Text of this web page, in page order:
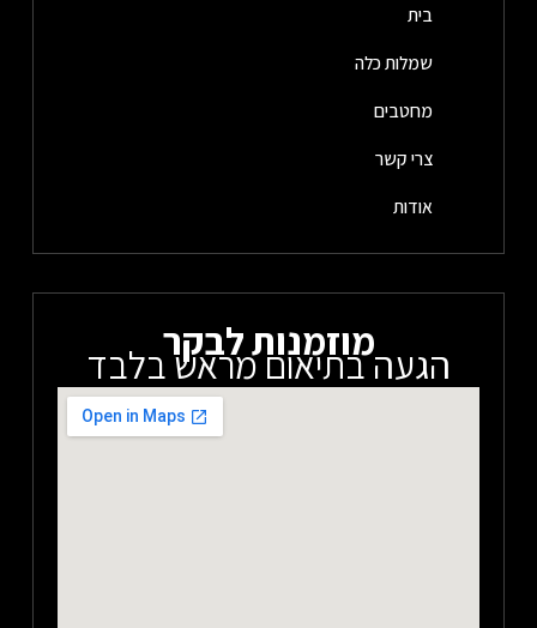
בית
שמלות כלה
מחטבים
צרי קשר
אודות
מוזמנות לבקר
הגעה בתיאום מראש בלבד